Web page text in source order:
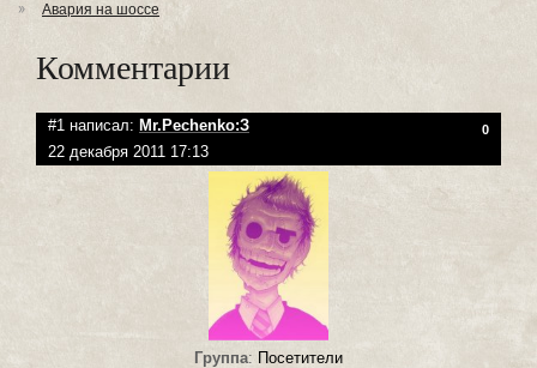
Авария на шоссе
Комментарии
#1 написал: Mr.Pechenko:З 0
22 декабря 2011 17:13
Группа: Посетители